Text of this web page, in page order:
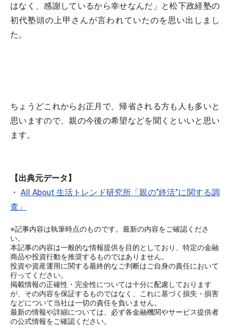
はなく、感謝しているから幸せなんだ」と松下政経塾の
初代塾頭の上甲さんが言われていたのを思い出しまし
た。
ちょうどこれからお正月で、帰省される方も人も多いと
思いますので、親の今後の希望などを聞くといいと思い
ます。
【出典元データ】
・All About 生活トレンド研究所「親の“終活”に関する調
査」
※記事内容は執筆時点のものです。最新の内容をご確認くださ
い。
本記事の内容は一般的な情報提供を目的としており、特定の金融
商品や投資行動を推奨するものではありません。
投資や資産運用に関する最終的なご判断はご自身の責任において
行ってください。
掲載情報の正確性・完全性については十分に配慮しております
が、その内容を保証するものではなく、これに基づく損失・損害
などについて当社は一切の責任を負いません。
最新の情報や詳細については、必ず各金融機関やサービス提供者
の公式情報をご確認ください。